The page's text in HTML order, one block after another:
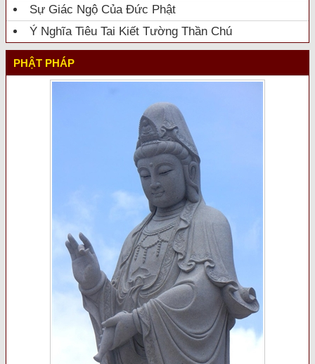
Sự Giác Ngộ Của Đức Phật
Ý Nghĩa Tiêu Tai Kiết Tường Thần Chú
PHẬT PHÁP